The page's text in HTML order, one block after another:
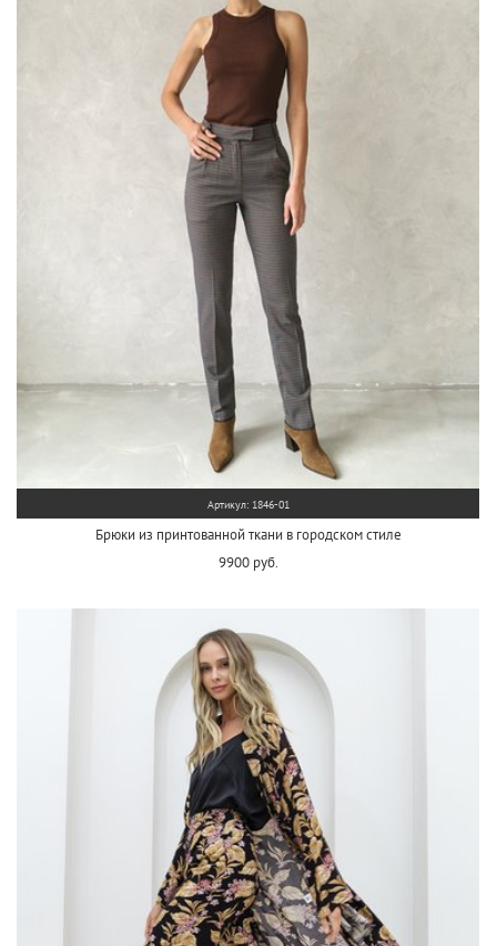
Артикул: 1846-01
Брюки из принтованной ткани в городском стиле
9900 руб.